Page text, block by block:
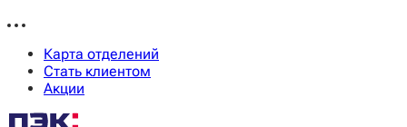
Карта отделений
Стать клиентом
Акции